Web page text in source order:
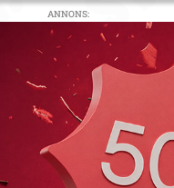
ANNONS: